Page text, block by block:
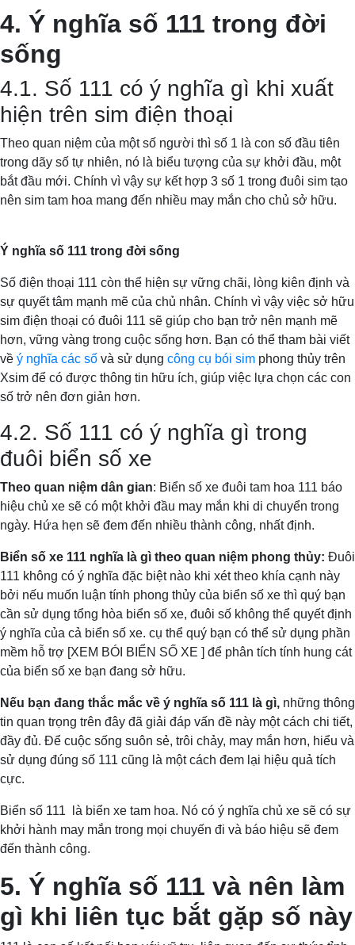
4. Ý nghĩa số 111 trong đời
sống
4.1. Số 111 có ý nghĩa gì khi xuất
hiện trên sim điện thoại
Theo quan niệm của một số người thì số 1 là con số đầu tiên
trong dãy số tự nhiên, nó là biểu tượng của sự khởi đầu, một
bắt đầu mới. Chính vì vậy sự kết hợp 3 số 1 trong đuôi sim tạo
nên sim tam hoa mang đến nhiều may mắn cho chủ sở hữu.
Ý nghĩa số 111 trong đời sống
Số điện thoại 111 còn thể hiện sự vững chãi, lòng kiên định và
sự quyết tâm mạnh mẽ của chủ nhân. Chính vì vậy việc sở hữu
sim điện thoại có đuôi 111 sẽ giúp cho bạn trở nên mạnh mẽ
hơn, vững vàng trong cuộc sống hơn. Bạn có thể tham bài viết
về ý nghĩa các số và sử dụng công cụ bói sim phong thủy trên
Xsim để có được thông tin hữu ích, giúp việc lựa chọn các con
số trở nên đơn giản hơn.
4.2. Số 111 có ý nghĩa gì trong
đuôi biển số xe
Theo quan niệm dân gian: Biển số xe đuôi tam hoa 111 báo
hiệu chủ xe sẽ có một khởi đầu may mắn khi di chuyển trong
ngày. Hứa hẹn sẽ đem đến nhiều thành công, nhất định.
Biển số xe 111 nghĩa là gì theo quan niệm phong thủy: Đuôi
111 không có ý nghĩa đặc biệt nào khi xét theo khía cạnh này
bởi nếu muốn luận tính phong thủy của biển số xe thì quý bạn
cần sử dụng tổng hòa biển số xe, đuôi số không thể quyết định
ý nghĩa của cả biển số xe. cụ thể quý bạn có thể sử dụng phần
mềm hỗ trợ [XEM BÓI BIỂN SỐ XE ] để phân tích tính hung cát
của biển số xe bạn đang sở hữu.
Nếu bạn đang thắc mắc về ý nghĩa số 111 là gì, những thông
tin quan trọng trên đây đã giải đáp vấn đề này một cách chi tiết,
đầy đủ. Để cuộc sống suôn sẻ, trôi chảy, may mắn hơn, hiểu và
sử dụng đúng số 111 cũng là một cách đem lại hiệu quả tích
cực.
Biển số 111 là biển xe tam hoa. Nó có ý nghĩa chủ xe sẽ có sự
khởi hành may mắn trong mọi chuyến đi và báo hiệu sẽ đem
đến thành công.
5. Ý nghĩa số 111 và nên làm
gì khi liên tục bắt gặp số này